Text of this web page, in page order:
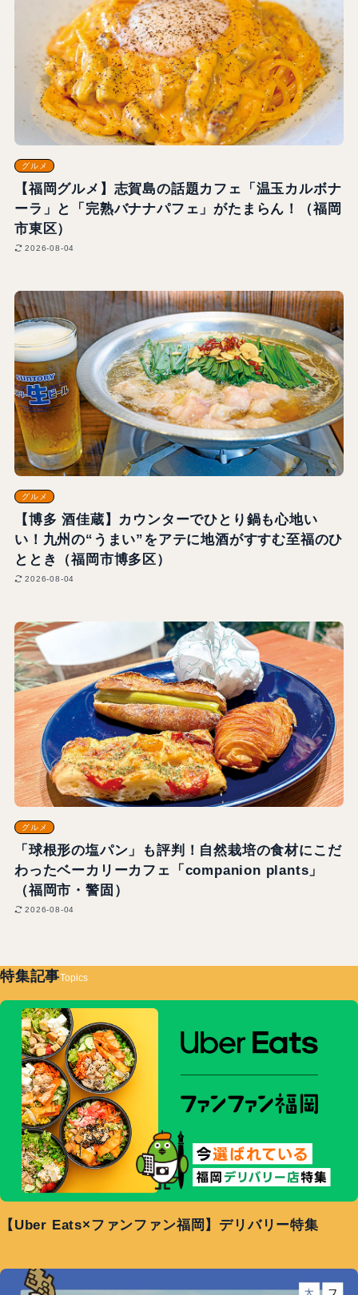
グルメ
【福岡グルメ】志賀島の話題カフェ「温玉カルボナ
ーラ」と「完熟バナナパフェ」がたまらん！（福岡
市東区）
2026-08-04
グルメ
【博多 酒佳蔵】カウンターでひとり鍋も心地い
い！九州の“うまい”をアテに地酒がすすむ至福のひ
ととき（福岡市博多区）
2026-08-04
グルメ
「球根形の塩パン」も評判！自然栽培の食材にこだ
わったベーカリーカフェ「companion plants」
（福岡市・警固）
2026-08-04
特集記事Topics
【Uber Eats×ファンファン福岡】デリバリー特集